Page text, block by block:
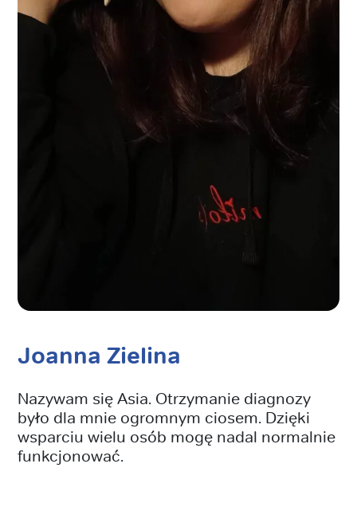
Joanna Zielina
Nazywam się Asia. Otrzymanie diagnozy
było dla mnie ogromnym ciosem. Dzięki
wsparciu wielu osób mogę nadal normalnie
funkcjonować.